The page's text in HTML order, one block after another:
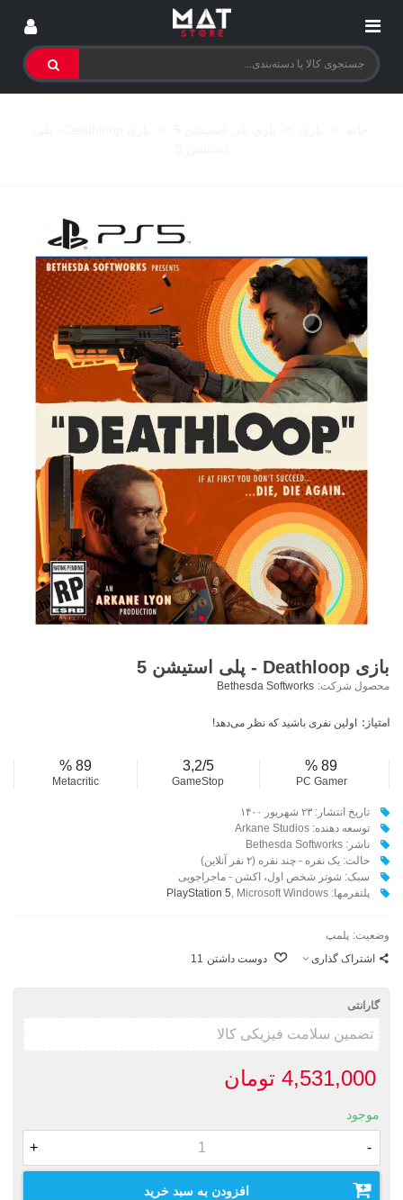
بازی Deathloop - پلی استیشن 5
محصول شرکت: Bethesda Softworks
امتیاز: اولین نفری باشید که نظر می‌دهد!
89 %
PC Gamer
3,2/5
GameStop
89 %
Metacritic
تاریخ انتشار: ۲۳ شهریور ۱۴۰۰
توسعه دهنده: Arkane Studios
ناشر: Bethesda Softworks
حالت: یک نفره - چند نفره (۲ نفر آنلاین)
سبک: شوتر شخص اول، اکشن - ماجراجویی
پلتفرمها:
PlayStation 5 , Microsoft Windows
وضعیت: پلمپ
اشتراک گذاری
دوست داشتن 11
گارانتی
4,531,000 تومان
موجود
-
+
افزودن به سبد خرید